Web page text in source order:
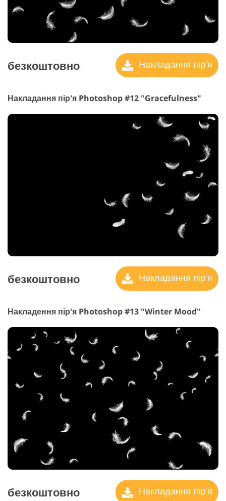
безкоштовно Накладання пір'я
Накладання пір'я Photoshop #12 "Gracefulness"
безкоштовно Накладання пір'я
Накладення пір'я Photoshop #13 "Winter Mood"
безкоштовно Накладання пір'я